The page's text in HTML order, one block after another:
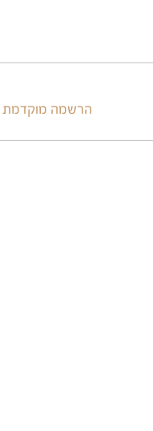
הרשמה מוקדמת 1800 ש"ח